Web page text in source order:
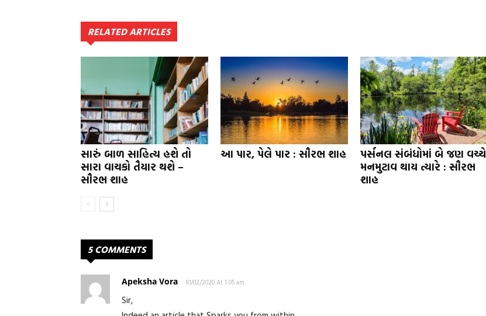
RELATED ARTICLES
સારું બાળ સાહિત્ય હશે તો
સારા વાચકો તૈયાર થશે –
સૌરભ શાહ
આ પાર, પેલે પાર : સૌરભ શાહ
પર્સનલ સંબંધોમાં બે જણ વચ્ચે
મનમુટાવ થાય ત્યારે : સૌરભ
શાહ
5 COMMENTS
Apeksha Vora 10/02/2020 At 1:05 am
Sir,